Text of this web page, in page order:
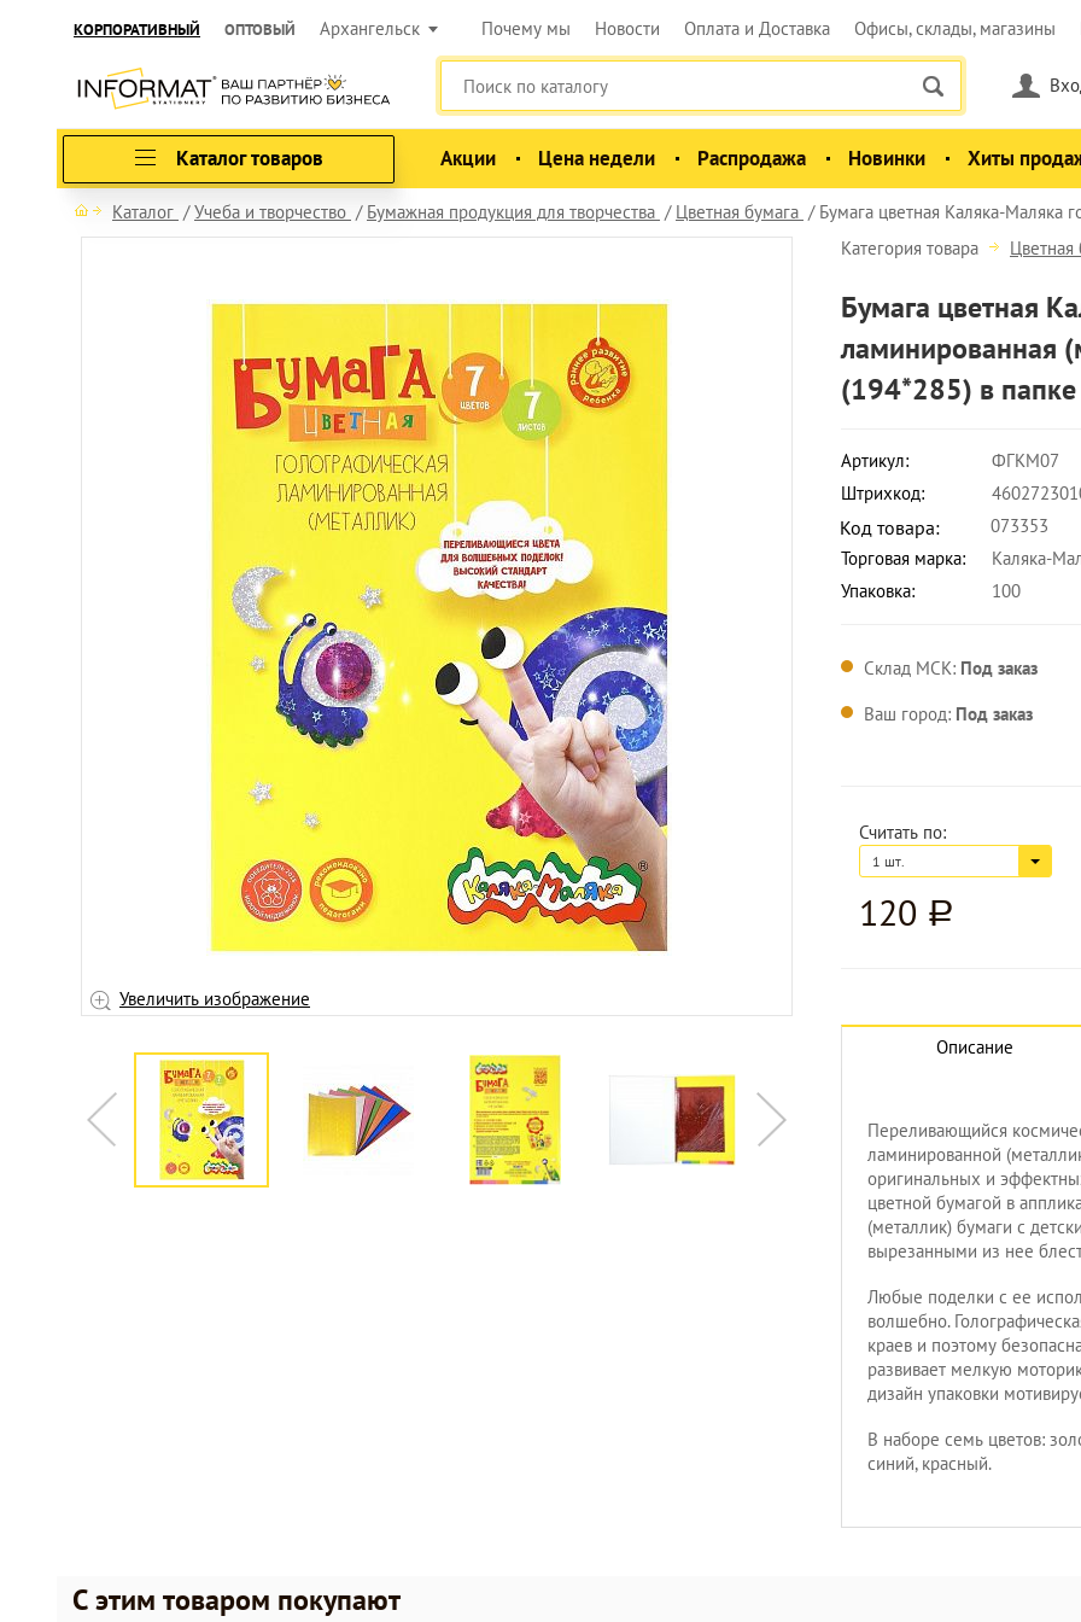
КОРПОРАТИВНЫЙ ОПТОВЫЙ Архангельск Почему мы Новости Оплата и Доставка Офисы, склады, магазины
Каталог товаров Акции Цена недели Распродажа Новинки Хиты
Каталог Учеба и творчество Бумажная продукция для творчества Цветная бумага Бумага цветная Каляка-Маляка
Увеличить изображение
Категория товара Цветная
Бумага цветная
ламинированная
(194*285) в папке
Артикул:
ФГКМ07
Штрихкод:
Код товара:
073353
Торговая марка:
Каляка-
Упаковка:
100
Склад МСК: Под заказ
Ваш город: Под заказ
Считать по:
1 шт.
120 a
Описание
Переливающийся
ламинированной
оригинальных и
цветной бумагой в
(металлик) бумаги с
вырезанными из нее
Любые поделки с ее
волшебно.
краев и поэтому
развивает мелкую
дизайн упаковки
В наборе семь цветов:
синий, красный.
С этим товаром покупают